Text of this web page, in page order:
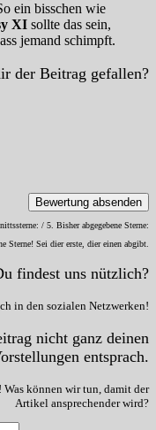
ein bisschen wie
XI sollte das sein,
jemand schimpft.
der Beitrag gefallen?
Bewertung absenden
/ 5. Bisher abgegebene Sterne:
Sterne! Sei dier erste, dier einen abgibt.
findest uns nützlich?
in den sozialen Netzwerken!
nicht ganz deinen
entsprach.
Was können wir tun, damit der
Artikel ansprechender wird?